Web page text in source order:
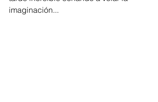
imaginación...